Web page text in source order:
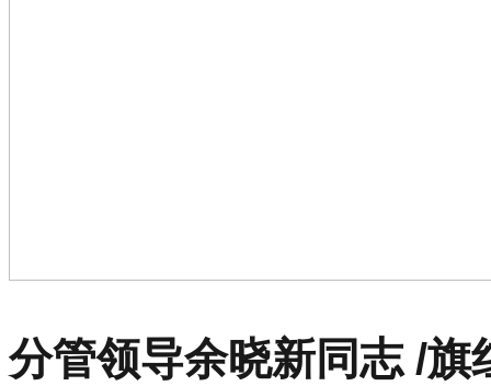
分管领导余晓新同志 /